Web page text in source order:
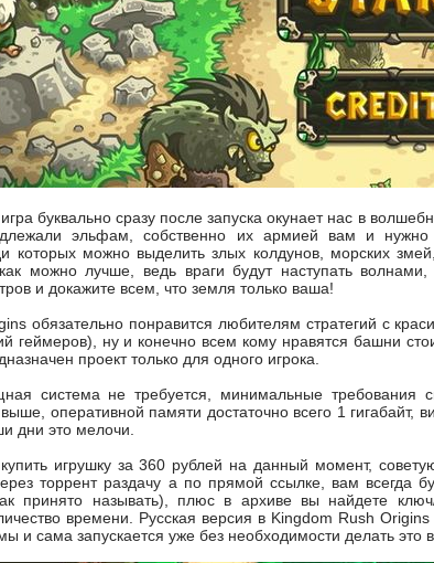
буквально сразу после запуска окунает нас в
эльфам, собственно их армией вам и
которых можно выделить злых колдунов, морских
можно лучше, ведь враги будут наступать
и докажите всем, что земля только ваша!
обязательно понравится любителям стратегий с
геймеров), ну и конечно всем кому нравятся башни
проект только для одного игрока.
система не требуется, минимальные требования
оперативной памяти достаточно всего 1
дни это мелочи.
игрушку за 360 рублей на данный момент,
торрент раздачу а по прямой ссылке, вам всегда
принято называть), плюс в архиве вы найдете
времени. Русская версия в Kingdom Rush
и сама запускается уже без необходимости делать